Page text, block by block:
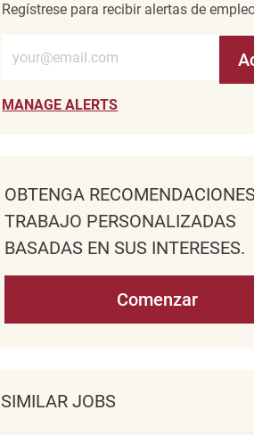
Regístrese para recibir alertas de
Introduzca la dirección de correo
MANAGE ALERTS
OBTENGA
TRABAJO PERSONALIZADAS
BASADAS EN SUS INTERESES.
Comenzar
SIMILAR JOBS